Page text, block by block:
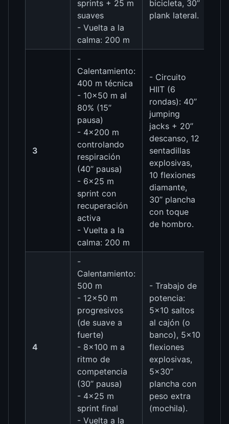
sprints + 25 m
suaves
- Vuelta a la
calma: 200 m
bicicleta, 30’’
plank lateral.
3
-
Calentamiento:
400 m técnica
- 10×50 m al
80% (15’’
pausa)
- 4×200 m
controlando
respiración
(40’’ pausa)
- 6×25 m
sprint con
recuperación
activa
- Vuelta a la
calma: 200 m
- Circuito
HIIT (6
rondas): 40’’
jumping
jacks + 20’’
descanso, 12
sentadillas
explosivas,
10 flexiones
diamante,
30’’ plancha
con toque
de hombro.
4
-
Calentamiento:
500 m
- 12×50 m
progresivos
(de suave a
fuerte)
- 8×100 m a
ritmo de
competencia
(30’’ pausa)
- 4×25 m
sprint final
- Vuelta a la
- Trabajo de
potencia:
5×10 saltos
al cajón (o
banco), 5×10
flexiones
explosivas,
5×30’’
plancha con
peso extra
(mochila).